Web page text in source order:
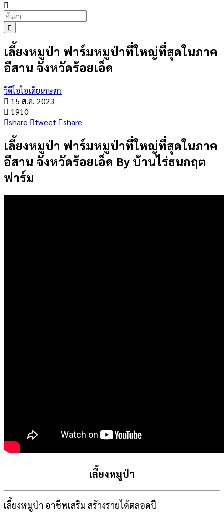
เลี้ยงหมูป่า ฟาร์มหมูป่าที่ใหญ่ที่สุดในภาค
อีสาน จังหวัดร้อยเอ็ด
วีดีโอไอเดียเกษตร
15 ส.ค. 2023
1910
share
tweet share
เลี้ยงหมูป่า ฟาร์มหมูป่าที่ใหญ่ที่สุดในภาค
อีสาน จังหวัดร้อยเอ็ด By บ้านไร่ธนกฤต
ฟาร์ม
เลี้ยงหมูป่า
เลี้ยงหมูป่า อาชีพเสริม สร้างรายได้ตลอดปี